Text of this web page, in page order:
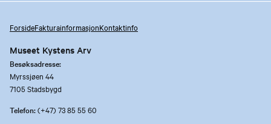
ForsideFakturainformasjonKontaktinfo
Museet Kystens Arv
Besøksadresse:
Myrssjøen 44
7105 Stadsbygd
Telefon:(+47) 73 85 55 60